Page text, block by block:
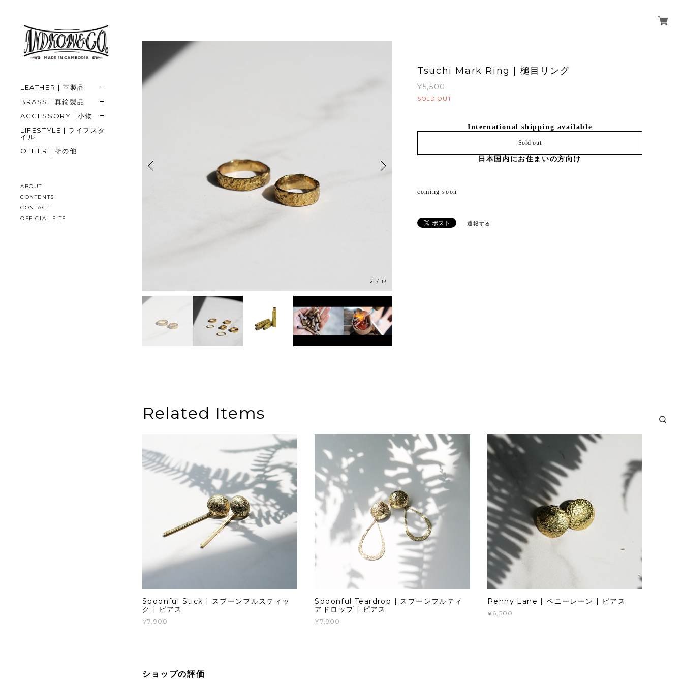
LEATHER | 革製品
BRASS | 真鍮製品
ACCESSORY | 小物
LIFESTYLE | ライフスタ
イル
OTHER | その他
ABOUT
CONTENTS
CONTACT
OFFICIAL SITE
2 / 13
Tsuchi Mark Ring | 槌目リング
¥5,500
SOLD OUT
International shipping available
Sold out
日本国内にお住まいの方向け
coming soon
通報する
Related Items
Spoonful Stick | スプーンフルスティッ
ク | ピアス
¥7,900
Spoonful Teardrop | スプーンフルティ
アドロップ | ピアス
¥7,900
Penny Lane | ペニーレーン | ピアス
¥6,500
ショップの評価